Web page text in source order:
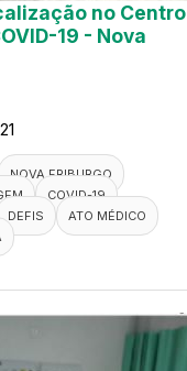
no Centro
19 - Nova
NOVA FRIBURGO
COVID-19
DEFIS
ATO MÉDICO